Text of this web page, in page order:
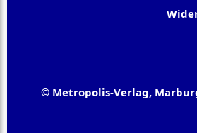
© Metropolis-Verlag,